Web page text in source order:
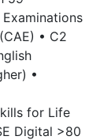
• C2
•
for Life
Digital >80